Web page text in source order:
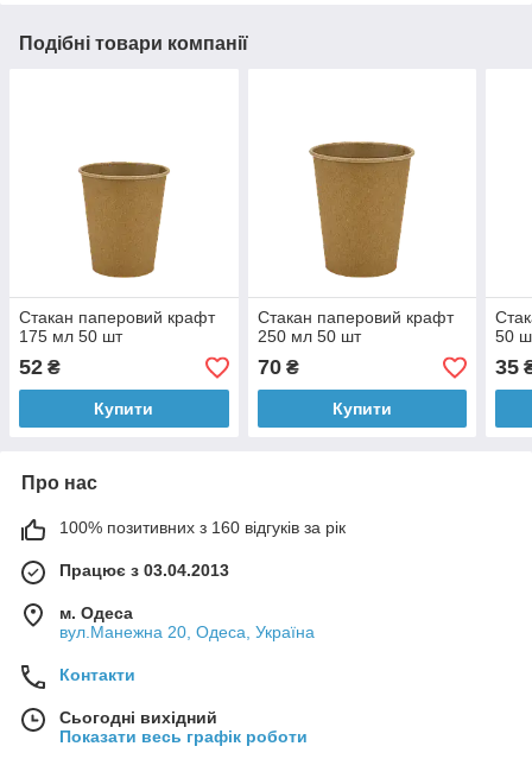
Подібні товари компанії
Стакан паперовий крафт
175 мл 50 шт
52 ₴
Купити
Стакан паперовий крафт
250 мл 50 шт
70₴
Купити
50
35
Про нас
100% позитивних з 160 відгуків за рік
Працює з 03.04.2013
м. Одеса
вул.Манежна 20, Одеса, Україна
Контакти
Сьогодні вихідний
Показати весь графік роботи